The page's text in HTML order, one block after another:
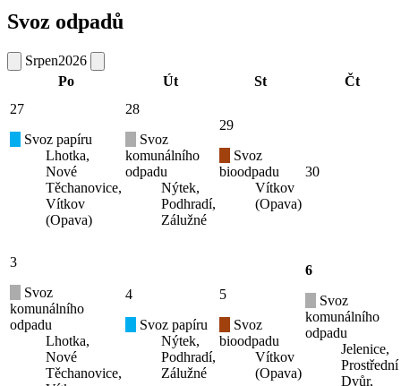
Svoz odpadů
Srpen2026
Po
Út St
Čt
27
Svoz papíru
Lhotka,
Nové
Těchanovice,
Vítkov
(Opava)
28
Svoz
komunálního
odpadu
Nýtek,
Podhradí,
Zálužné
29
Svoz
bioodpadu
Vítkov
(Opava)
30
3
Svoz
komunálního
odpadu
Lhotka,
Nové
Těchanovice,
4
Svoz papíru
Nýtek,
Podhradí,
Zálužné
5
Svoz
bioodpadu
Vítkov
(Opava)
6
Svoz
komunálního
odpadu
Jelenice,
Prostřední
Dvůr,